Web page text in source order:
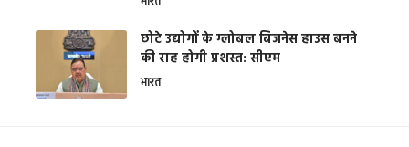
छोटे उद्योगों के ग्लोबल बिजनेस हाउस बनने
की राह होगी प्रशस्त: सीएम
भारत